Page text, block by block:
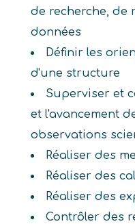
de recherche, de
données
Définir les
d'une structure
Superviser et
et l'avancement
observations
Réaliser des
Réaliser des
Réaliser des
Contrôler des